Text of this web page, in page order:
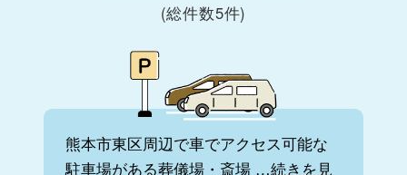
(総件数5件)
熊本市東区周辺で車でアクセス可能な
駐車場がある葬儀場・斎場 …続きを見